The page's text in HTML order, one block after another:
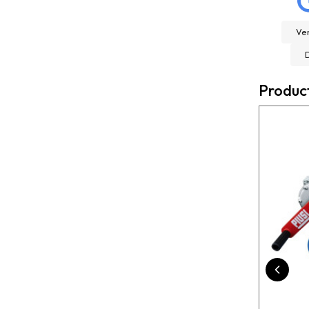
y perfecto el transporte !
Es un placer cuando todo